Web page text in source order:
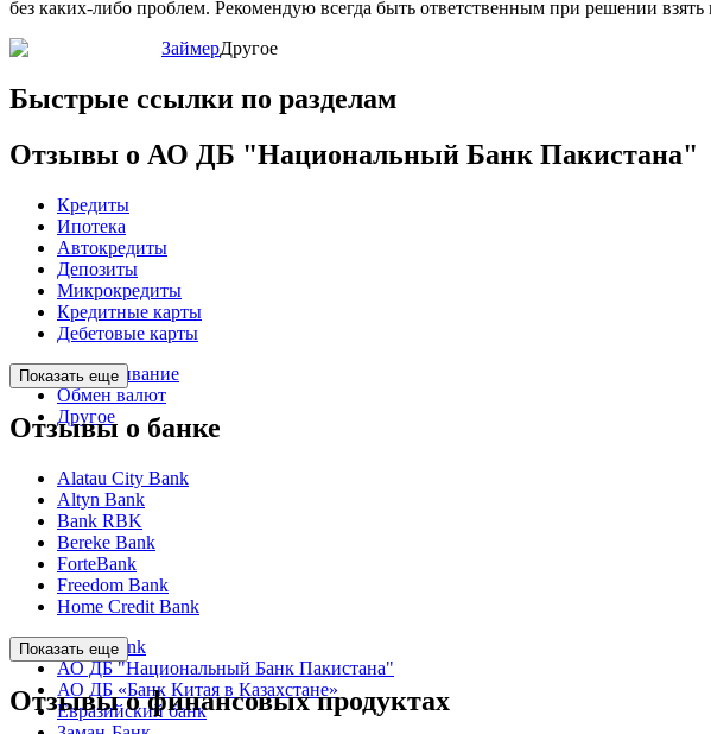
без каких-либо проблем. Рекомендую всегда быть ответственным при решении
ЗаймерДругое
Быстрые ссылки по разделам
Отзывы о АО ДБ "Национальный Банк Пакистана"
Кредиты
Ипотека
Автокредиты
Депозиты
Микрокредиты
Кредитные карты
Дебетовые карты
Обслуживание
Обмен валют
Другое
Показать еще
Отзывы о банке
Alatau City Bank
Altyn Bank
Bank RBK
Bereke Bank
ForteBank
Freedom Bank
Home Credit Bank
Kaspi Bank
АО ДБ "Национальный Банк Пакистана"
АО ДБ «Банк Китая в Казахстане»
Евразийский банк
Показать еще
Отзывы о финансовых продуктах